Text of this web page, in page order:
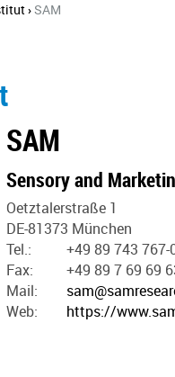
›SAM
SAM
Sensory and
Oetztalerstraße 1
DE-81373 München
Tel.:
+49 89 743 767-
Fax:
+49 89 7 69 69
Mail:
Web:
https://